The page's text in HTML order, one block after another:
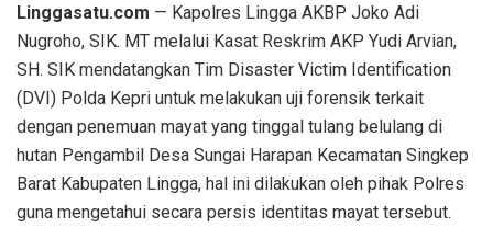
Linggasatu.com — Kapolres Lingga AKBP Joko Adi
Nugroho, SIK. MT melalui Kasat Reskrim AKP Yudi Arvian,
SH. SIK mendatangkan Tim Disaster Victim Identification
(DVI) Polda Kepri untuk melakukan uji forensik terkait
dengan penemuan mayat yang tinggal tulang belulang di
hutan Pengambil Desa Sungai Harapan Kecamatan Singkep
Barat Kabupaten Lingga, hal ini dilakukan oleh pihak Polres
guna mengetahui secara persis identitas mayat tersebut.